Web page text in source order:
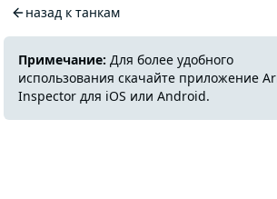
назад к танкам
Примечание: Для более удобного
использования скачайте приложение
Inspector для iOS или Android.